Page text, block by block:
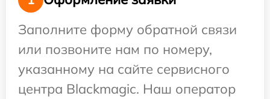
Заполните форму обратной связи
или позвоните нам по номеру,
указанному на сайте сервисного
центра Blackmagic. Наш оператор